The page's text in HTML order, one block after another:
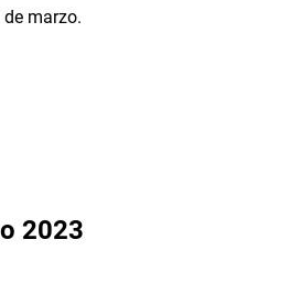
2023